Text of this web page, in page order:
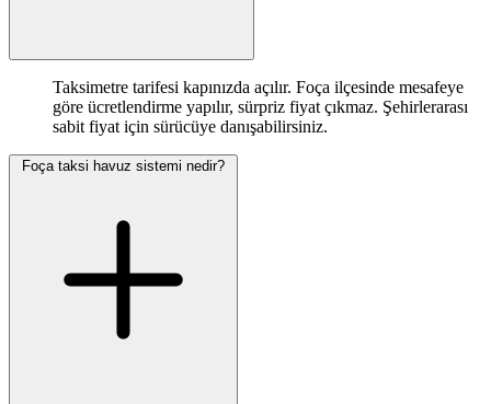
Taksimetre tarifesi kapınızda açılır. Foça ilçesinde mesafeye
göre ücretlendirme yapılır, sürpriz fiyat çıkmaz. Şehirlerarası
sabit fiyat için sürücüye danışabilirsiniz.
Foça taksi havuz sistemi nedir?